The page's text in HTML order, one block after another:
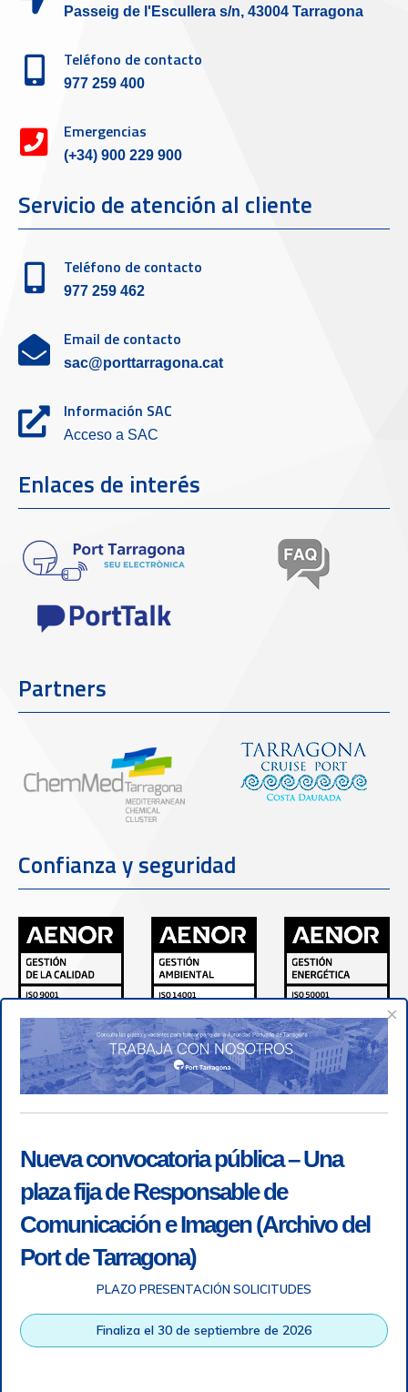
Passeig de l'Escullera s/n, 43004 Tarragona
Teléfono de contacto
977 259 400
Emergencias
(+34) 900 229 900
Servicio de atención al cliente
Teléfono de contacto
977 259 462
Email de contacto
sac@porttarragona.cat
Información SAC
Acceso a SAC
Enlaces de interés
Partners
Confianza y seguridad
Autoridad Portuaria de Tarragona © Todos los derechos
×
Nueva convocatoria pública – Una
plaza fija de Responsable de
Comunicación e Imagen (Archivo del
Port de Tarragona)
PLAZO PRESENTACIÓN SOLICITUDES
Finaliza el 30 de septiembre de 2026